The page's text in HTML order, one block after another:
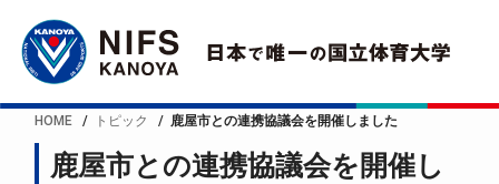
HOME トピック 鹿屋市との連携協議会を開催しました
鹿屋市との連携協議会を開催し